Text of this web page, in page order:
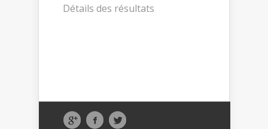
Détails des résultats